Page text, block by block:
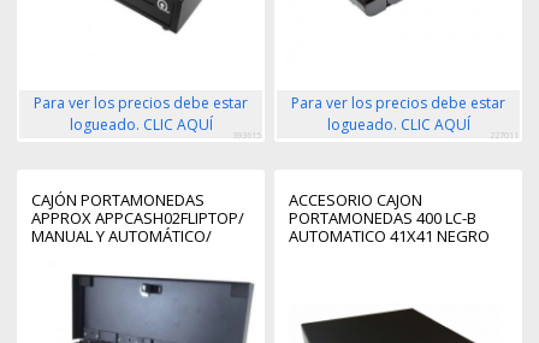
Para ver los precios debe estar
logueado. CLIC AQUÍ
393615
Para ver los precios debe estar
logueado. CLIC AQUÍ
227011
CAJÓN PORTAMONEDAS
APPROX APPCASH02FLIPTOP/
MANUAL Y AUTOMÁTICO/
ACCESORIO CAJON
PORTAMONEDAS 400 LC-B
AUTOMATICO 41X41 NEGRO